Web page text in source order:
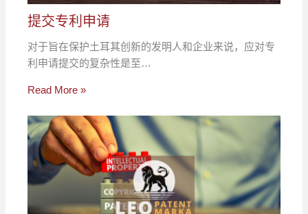
提交专利申请
对于旨在保护土耳其创新的发明人和企业来说，应对专
利申请提交的复杂性是至…
Read More »